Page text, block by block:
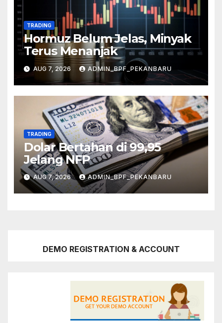
TRADING
Hormuz Belum Jelas, Minyak
Terus Menanjak
AUG 7, 2026 ADMIN_BPF_PEKANBARU
TRADING
Dolar Bertahan di 99,95
Jelang NFP
AUG 7, 2026 ADMIN_BPF_PEKANBARU
DEMO REGISTRATION & ACCOUNT